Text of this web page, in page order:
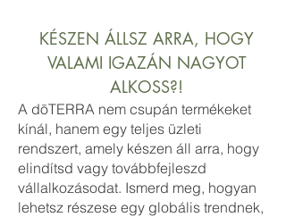
KÉSZEN ÁLLSZ ARRA, HOGY
VALAMI IGAZÁN NAGYOT
ALKOSS?!
A dōTERRA nem csupán termékeket
kínál, hanem egy teljes üzleti
rendszert, amely készen áll arra, hogy
elindítsd vagy továbbfejleszd
vállalkozásodat. Ismerd meg, hogyan
lehetsz részese egy globális trendnek,